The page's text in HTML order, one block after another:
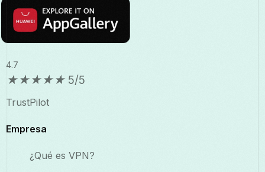
4.7
★★★★★ 5/5
TrustPilot
Empresa
¿Qué es VPN?